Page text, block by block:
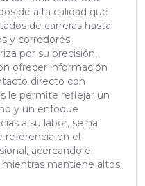
de alta calidad que
de carreras hasta
y corredores.
por su precisión,
ofrecer información
directo con
le permite reflejar un
y un enfoque
a su labor, se ha
en el
acercando el
mantiene altos